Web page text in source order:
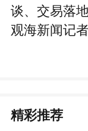
谈、交易落
观海新闻记
精彩推荐